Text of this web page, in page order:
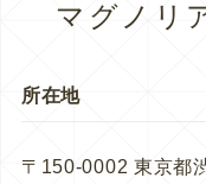
マグノリ
所在地
〒150-0002 東京都